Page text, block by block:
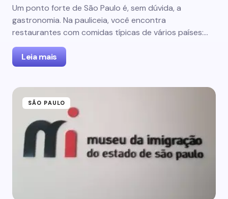
Um ponto forte de São Paulo é, sem dúvida, a
gastronomia. Na pauliceia, você encontra
restaurantes com comidas típicas de vários países:…
Leia mais
SÃO PAULO